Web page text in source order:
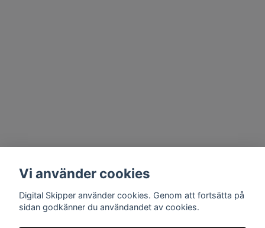
Vi använder cookies
Digital Skipper använder cookies. Genom att fortsätta på
sidan godkänner du användandet av cookies.